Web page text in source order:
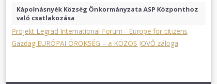
Kápolnásnyék Község Önkormányzata ASP Központhoz
való csatlakozása
Projekt Legrad International Forum - Europe for citizens
Gazdag EURÓPAI ÖRÖKSÉG – a KÖZÖS JÖVŐ záloga